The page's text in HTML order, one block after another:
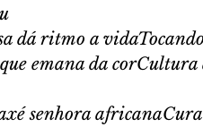
dá ritmo a
emana da corCultura
senhora